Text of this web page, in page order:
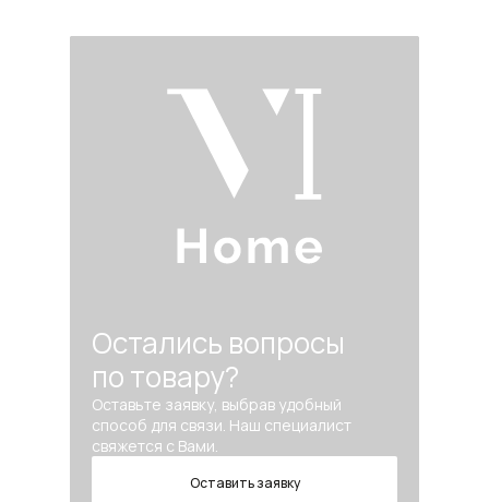
Остались вопросы
по товару?
Оставьте заявку, выбрав удобный
способ для связи. Наш специалист
свяжется с Вами.
Оставить заявку